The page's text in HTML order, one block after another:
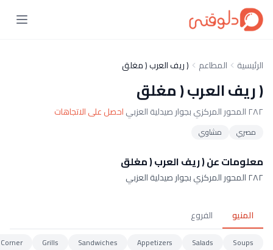
الرئيسية المطاعم ( ريف العرب ( مغلق
( ريف العرب ( مغلق
٢٨٢ المحور المركزي بجوار صيدلية العزبي احصل على الاتجاهات
مصري مشاوي
معلومات عن ( ريف العرب ( مغلق
٢٨٢ المحور المركزي بجوار صيدلية العزبي
المنيو الفروع
Soups
Salads
Appetizers
Sandwiches
Grills